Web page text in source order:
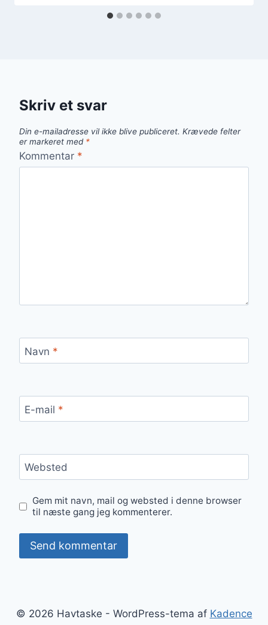
Skriv et svar
Din e-mailadresse vil ikke blive publiceret. Krævede felter
er markeret med *
Kommentar *
Navn *
E-mail *
Websted
Gem mit navn, mail og websted i denne browser
til næste gang jeg kommenterer.
© 2026 Havtaske - WordPress-tema af Kadence